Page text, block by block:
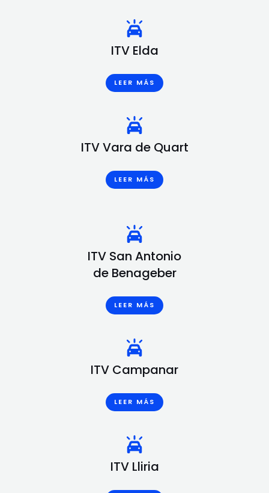
ITV Elda
LEER MÁS
ITV Vara de Quart
LEER MÁS
ITV San Antonio
de Benageber
LEER MÁS
ITV Campanar
LEER MÁS
ITV Lliria